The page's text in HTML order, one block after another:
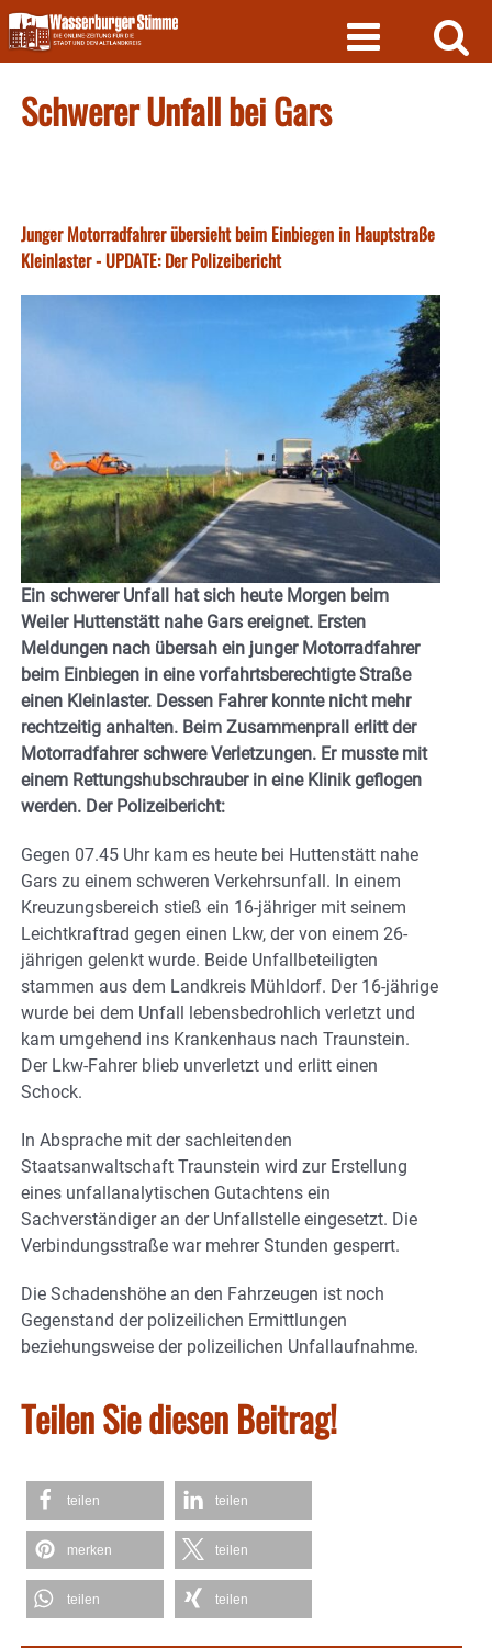
Skip
to
content
Schwerer Unfall bei Gars
Junger Motorradfahrer übersieht beim Einbiegen in Hauptstraße
Kleinlaster - UPDATE: Der Polizeibericht
Ein schwerer Unfall hat sich heute Morgen beim
Weiler Huttenstätt nahe Gars ereignet. Ersten
Meldungen nach übersah ein junger Motorradfahrer
beim Einbiegen in eine vorfahrtsberechtigte Straße
einen Kleinlaster. Dessen Fahrer konnte nicht mehr
rechtzeitig anhalten. Beim Zusammenprall erlitt der
Motorradfahrer schwere Verletzungen. Er musste mit
einem Rettungshubschrauber in eine Klinik geflogen
werden. Der Polizeibericht:
Gegen 07.45 Uhr kam es heute bei Huttenstätt nahe
Gars zu einem schweren Verkehrsunfall. In einem
Kreuzungsbereich stieß ein 16-jähriger mit seinem
Leichtkraftrad gegen einen Lkw, der von einem 26-
jährigen gelenkt wurde. Beide Unfallbeteiligten
stammen aus dem Landkreis Mühldorf. Der 16-jährige
wurde bei dem Unfall lebensbedrohlich verletzt und
kam umgehend ins Krankenhaus nach Traunstein.
Der Lkw-Fahrer blieb unverletzt und erlitt einen
Schock.
In Absprache mit der sachleitenden
Staatsanwaltschaft Traunstein wird zur Erstellung
eines unfallanalytischen Gutachtens ein
Sachverständiger an der Unfallstelle eingesetzt. Die
Verbindungsstraße war mehrer Stunden gesperrt.
Die Schadenshöhe an den Fahrzeugen ist noch
Gegenstand der polizeilichen Ermittlungen
beziehungsweise der polizeilichen Unfallaufnahme.
Teilen Sie diesen Beitrag!
teilen teilen
merken teilen
teilen teilen